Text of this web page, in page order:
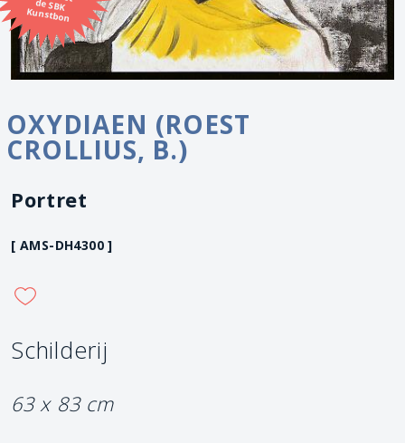
Kunstbon
OXYDIAEN (ROEST
CROLLIUS, B.)
Portret
[ AMS-DH4300 ]
Schilderij
63 x 83 cm